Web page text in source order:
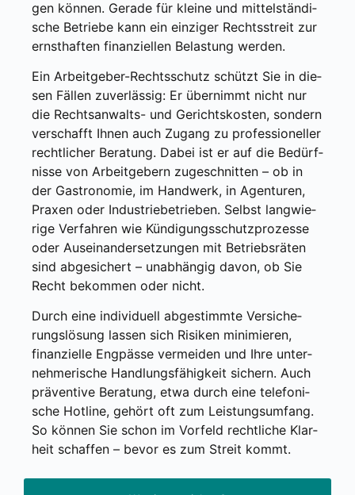
gen kön­nen. Gera­de für klei­ne und mit­tel­stän­di­
sche Betrie­be kann ein ein­zi­ger Rechts­streit zur
ernst­haf­ten finan­zi­el­len Belas­tung wer­den.
Ein Arbeit­ge­ber-Rechts­schutz schützt Sie in die­
sen Fäl­len zuver­läs­sig: Er über­nimmt nicht nur
die Rechts­an­walts- und Gerichts­kos­ten, son­dern
ver­schafft Ihnen auch Zugang zu pro­fes­sio­nel­ler
recht­li­cher Bera­tung. Dabei ist er auf die Bedürf­
nis­se von Arbeit­ge­bern zuge­schnit­ten – ob in
der Gas­tro­no­mie, im Hand­werk, in Agen­tu­ren,
Pra­xen oder Indus­trie­be­trie­ben. Selbst lang­wie­
ri­ge Ver­fah­ren wie Kün­di­gungs­schutz­pro­zes­se
oder Aus­ein­an­der­set­zun­gen mit Betriebs­rä­ten
sind abge­si­chert – unab­hän­gig davon, ob Sie
Recht bekom­men oder nicht.
Durch eine indi­vi­du­ell abge­stimm­te Ver­si­che­
rungs­lö­sung las­sen sich Risi­ken mini­mie­ren,
finan­zi­el­le Eng­päs­se ver­mei­den und Ihre unter­
neh­me­ri­sche Hand­lungs­fä­hig­keit sichern. Auch
prä­ven­ti­ve Bera­tung, etwa durch eine tele­fo­ni­
sche Hot­line, gehört oft zum Leis­tungs­um­fang.
So kön­nen Sie schon im Vor­feld recht­li­che Klar­
heit schaf­fen – bevor es zum Streit kommt.